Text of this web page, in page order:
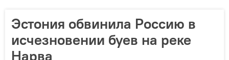
Эстония обвинила Россию в
исчезновении буев на реке
Нарва